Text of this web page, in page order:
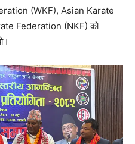
(WKF), Asian Karate
Federation (NKF) को